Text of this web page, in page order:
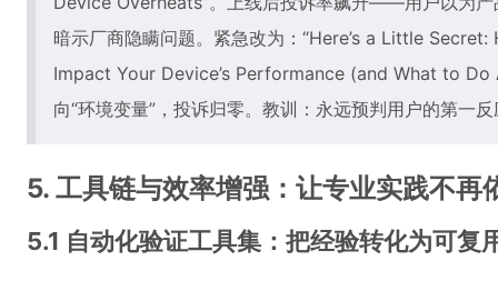
暗示厂商隐瞒问题。紧急改为：“Here’s a Little
Impact Your Device’s Performance (and What to Do
向“环境变量”，投诉归零。教训：永远预判用户的第一
5. 工具链与效率增强：让专业实践不再
5.1 自动化验证工具集：把经验转化为可复